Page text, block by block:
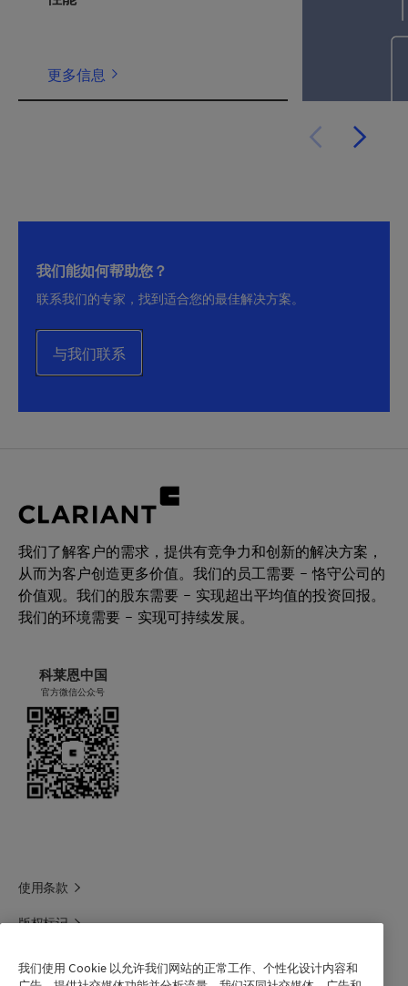
更多信息
我们能如何帮助您？
联系我们的专家，找到适合您的最佳解决方案。
与我们联系
我们了解客户的需求，提供有竞争力和创新的解决方案，
从而为客户创造更多价值。我们的员工需要 – 恪守公司的
价值观。我们的股东需要 – 实现超出平均值的投资回报。
我们的环境需要 – 实现可持续发展。
科莱恩中国
官方微信公众号
使用条款
版权标记
我们使用 Cookie 以允许我们网站的正常工作、个性化设计内容和